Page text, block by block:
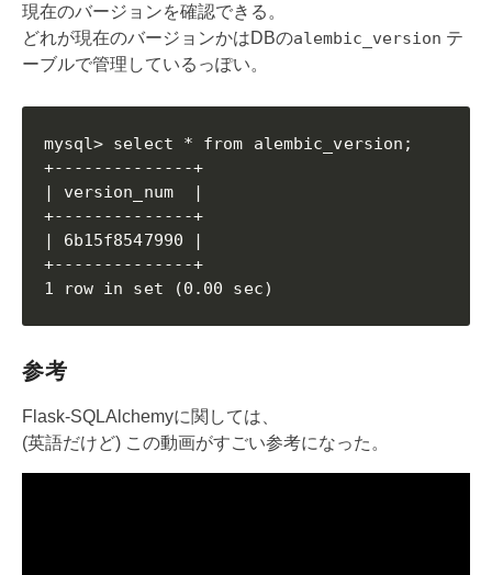
現在のバージョンを確認できる。
どれが現在のバージョンかはDBのalembic_version テ
ーブルで管理しているっぽい。
mysql> select * from alembic_version;
+--------------+
| version_num  |
+--------------+
| 6b15f8547990 |
+--------------+
1 row in set (0.00 sec)
参考
Flask-SQLAlchemyに関しては、
(英語だけど) この動画がすごい参考になった。